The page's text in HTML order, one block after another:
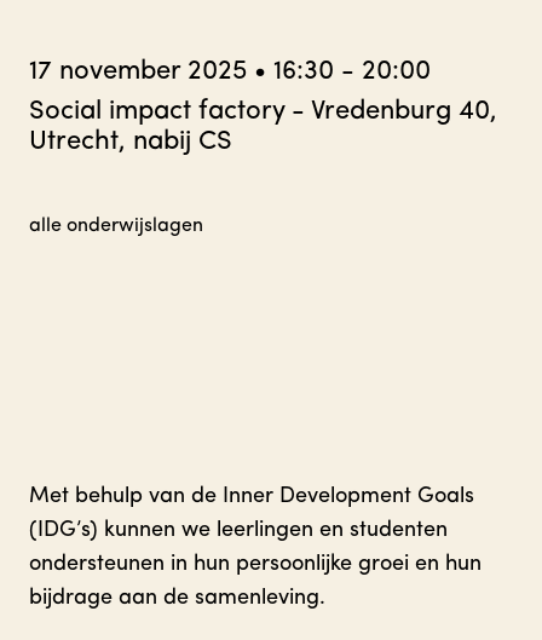
17 november 2025 • 16:30 - 20:00
Social impact factory - Vredenburg 40,
Utrecht, nabij CS
alle onderwijslagen
Met behulp van de Inner Development Goals
(IDG’s) kunnen we leerlingen en studenten
ondersteunen in hun persoonlijke groei en hun
bijdrage aan de samenleving.